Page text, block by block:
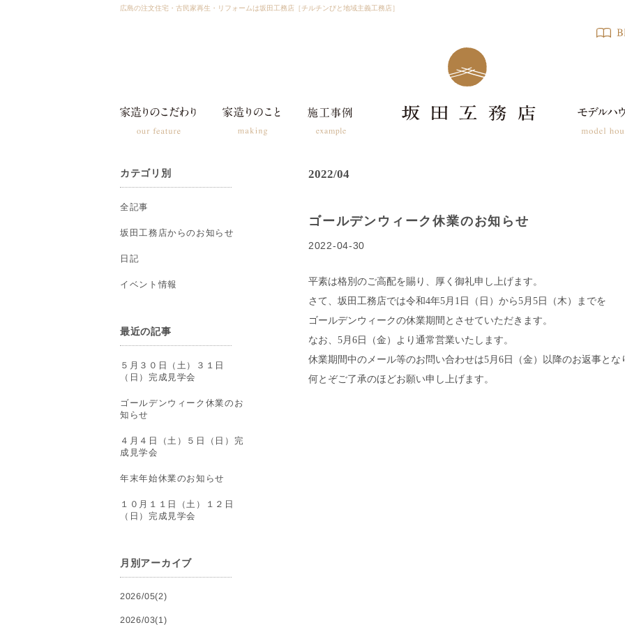
広島の注文住宅・古民家再生・リフォームは坂田工務店［チルチンびと地域主義工務店］
2022/04
ゴールデンウィーク休業のお知らせ
2022-04-30
平素は格別のご高配を賜り、厚く御礼申し上げます。
さて、坂田工務店では令和4年5月1日（日）から5月5日（木）までを
ゴールデンウィークの休業期間とさせていただきます。
なお、5月6日（金）より通常営業いたします。
休業期間中のメール等のお問い合わせは5月6日（金）以降のお返事とな
何とぞご了承のほどお願い申し上げます。
カテゴリ別
全記事
坂田工務店からのお知らせ
日記
イベント情報
最近の記事
５月３０日（土）３１日
（日）完成見学会
ゴールデンウィーク休業のお
知らせ
４月４日（土）５日（日）完
成見学会
年末年始休業のお知らせ
１０月１１日（土）１２日
（日）完成見学会
月別アーカイブ
2026/05(2)
2026/03(1)